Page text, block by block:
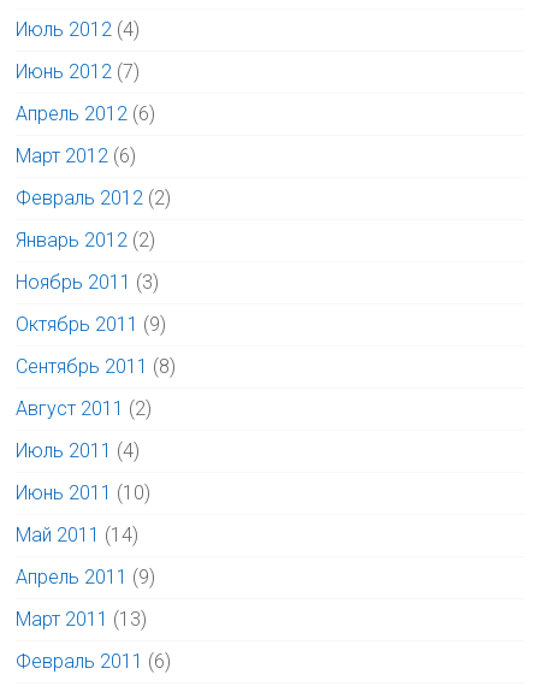
Июль 2012 (4)
Июнь 2012 (7)
Апрель 2012 (6)
Март 2012 (6)
Февраль 2012 (2)
Январь 2012 (2)
Ноябрь 2011 (3)
Октябрь 2011 (9)
Сентябрь 2011 (8)
Август 2011 (2)
Июль 2011 (4)
Июнь 2011 (10)
Май 2011 (14)
Апрель 2011 (9)
Март 2011 (13)
Февраль 2011 (6)